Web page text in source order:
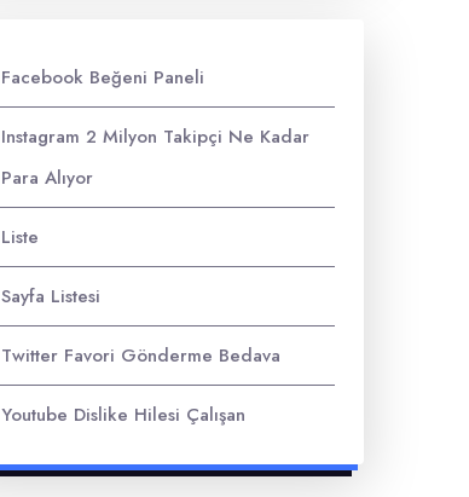
Facebook Beğeni Paneli
Instagram 2 Milyon Takipçi Ne Kadar
Para Alıyor
Liste
Sayfa Listesi
Twitter Favori Gönderme Bedava
Youtube Dislike Hilesi Çalışan